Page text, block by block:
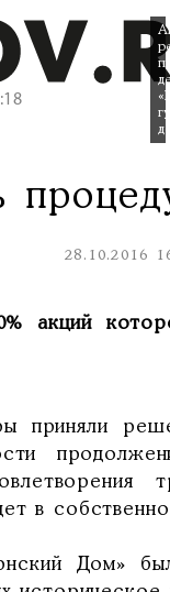
28.10.2016
акций
приняли
в
Дом»